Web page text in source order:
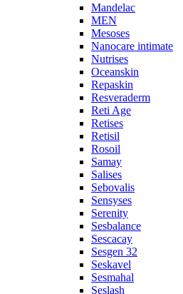
Mandelac
MEN
Mesoses
Nanocare intimate
Nutrises
Oceanskin
Repaskin
Resveraderm
Reti Age
Retises
Retisil
Rosoil
Samay
Salises
Sebovalis
Sensyses
Serenity
Sesbalance
Sescacay
Sesgen 32
Seskavel
Sesmahal
Seslash